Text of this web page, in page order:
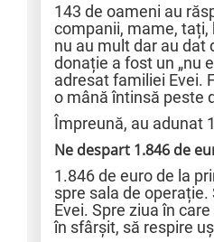
143 de oameni au
companii, mame, tați,
nu au mult dar au dat
donație a fost un „nu
adresat familiei Evei.
o mână întinsă peste
Împreună, au adunat
Ne despart 1.846 de
1.846 de euro de la
spre sala de operație.
Evei. Spre ziua în
în sfârșit, să respire